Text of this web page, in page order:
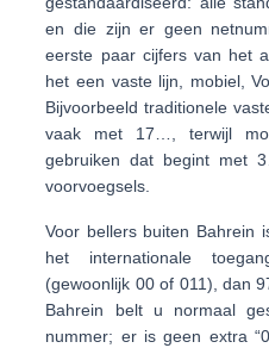
en die zijn er geen
eerste paar cijfers van het
het een vaste lijn, mobiel,
Bijvoorbeeld traditionele
vaak met 17…
, terwijl
gebruiken dat begint met
voorvoegsels.
Voor bellers buiten Bahrein
het internationale
(gewoonlijk 00 of 011), dan
Bahrein belt u normaal
nummer; er is geen extra